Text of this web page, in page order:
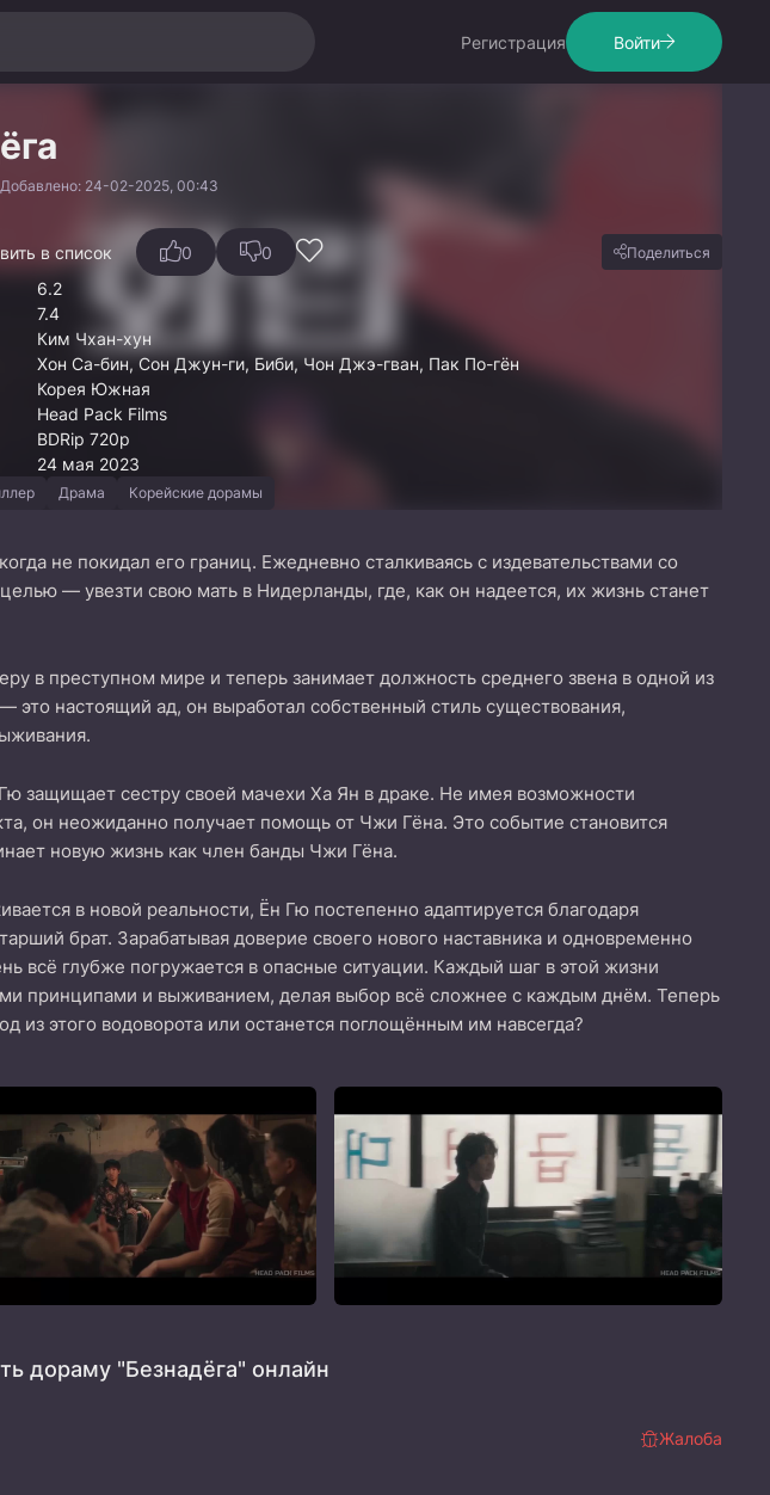
Регистрация Войти
Добавлено: 24-02-2025, 00:43
в список 0 0 Поделиться
6.2
7.4
Ким Чхан-хун
Хон Са-бин, Сон Джун-ги, Биби, Чон Джэ-гван, Пак По-гён
Корея Южная
Head Pack Films
BDRip 720p
24 мая 2023
Драма Корейские дорамы
не покидал его границ. Ежедневно сталкиваясь с издевательствами со
— увезти свою мать в Нидерланды, где, как он надеется, их жизнь станет
в преступном мире и теперь занимает должность среднего звена в одной из
это настоящий ад, он выработал собственный стиль существования,
защищает сестру своей мачехи Ха Ян в драке. Не имея возможности
он неожиданно получает помощь от Чжи Гёна. Это событие становится
новую жизнь как член банды Чжи Гёна.
в новой реальности, Ён Гю постепенно адаптируется благодаря
брат. Зарабатывая доверие своего нового наставника и одновременно
всё глубже погружается в опасные ситуации. Каждый шаг в этой жизни
принципами и выживанием, делая выбор всё сложнее с каждым днём. Теперь
из этого водоворота или останется поглощённым им навсегда?
дораму "Безнадёга" онлайн
Жалоба